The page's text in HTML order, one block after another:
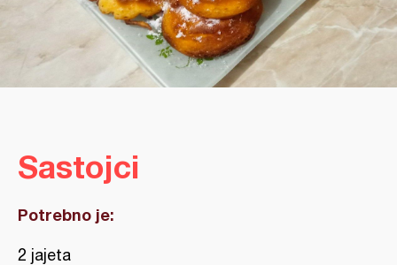
Sastojci
Potrebno je:
2 jajeta